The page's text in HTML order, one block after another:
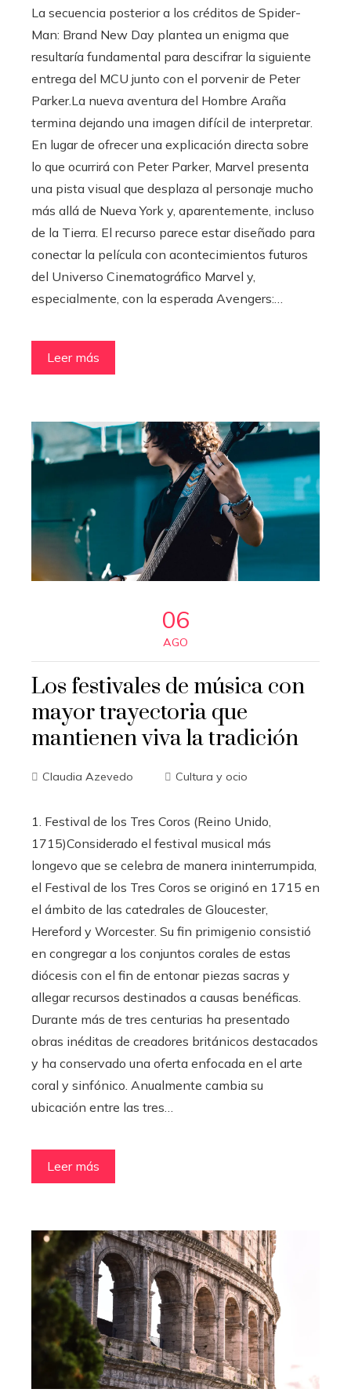
La secuencia posterior a los créditos de Spider-
Man: Brand New Day plantea un enigma que
resultaría fundamental para descifrar la siguiente
entrega del MCU junto con el porvenir de Peter
Parker.La nueva aventura del Hombre Araña
termina dejando una imagen difícil de interpretar.
En lugar de ofrecer una explicación directa sobre
lo que ocurrirá con Peter Parker, Marvel presenta
una pista visual que desplaza al personaje mucho
más allá de Nueva York y, aparentemente, incluso
de la Tierra. El recurso parece estar diseñado para
conectar la película con acontecimientos futuros
del Universo Cinematográfico Marvel y,
especialmente, con la esperada Avengers:…
Leer más
06
AGO
Los festivales de música con
mayor trayectoria que
mantienen viva la tradición
Claudia Azevedo Cultura y ocio
1. Festival de los Tres Coros (Reino Unido,
1715)Considerado el festival musical más
longevo que se celebra de manera ininterrumpida,
el Festival de los Tres Coros se originó en 1715 en
el ámbito de las catedrales de Gloucester,
Hereford y Worcester. Su fin primigenio consistió
en congregar a los conjuntos corales de estas
diócesis con el fin de entonar piezas sacras y
allegar recursos destinados a causas benéficas.
Durante más de tres centurias ha presentado
obras inéditas de creadores británicos destacados
y ha conservado una oferta enfocada en el arte
coral y sinfónico. Anualmente cambia su
ubicación entre las tres…
Leer más